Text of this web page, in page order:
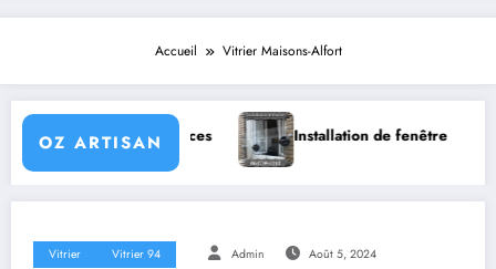
Accueil Vitrier Maisons-Alfort
OZ ARTISAN
Nos services Installation de fenêtre
Vitrier Vitrier 94 Admin Août 5, 2024